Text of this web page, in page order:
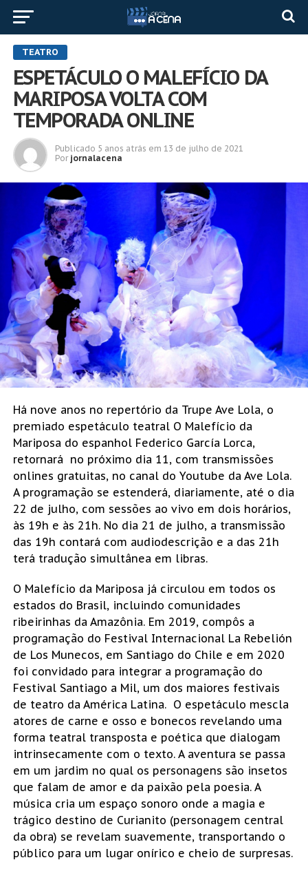
TEATRO
ESPETÁCULO O MALEFÍCIO DA
MARIPOSA VOLTA COM
TEMPORADA ONLINE
Publicado 5 anos atrás em 13 de julho de 2021
Por jornalacena
Há nove anos no repertório da Trupe Ave Lola, o
premiado espetáculo teatral O Malefício da
Mariposa do espanhol Federico García Lorca,
retornará no próximo dia 11, com transmissões
onlines gratuitas, no canal do Youtube da Ave Lola.
A programação se estenderá, diariamente, até o dia
22 de julho, com sessões ao vivo em dois horários,
às 19h e às 21h. No dia 21 de julho, a transmissão
das 19h contará com audiodescrição e a das 21h
terá tradução simultânea em libras.
O Malefício da Mariposa já circulou em todos os
estados do Brasil, incluindo comunidades
ribeirinhas da Amazônia. Em 2019, compôs a
programação do Festival Internacional La Rebelión
de Los Munecos, em Santiago do Chile e em 2020
foi convidado para integrar a programação do
Festival Santiago a Mil, um dos maiores festivais
de teatro da América Latina. O espetáculo mescla
atores de carne e osso e bonecos revelando uma
forma teatral transposta e poética que dialogam
intrinsecamente com o texto. A aventura se passa
em um jardim no qual os personagens são insetos
que falam de amor e da paixão pela poesia. A
música cria um espaço sonoro onde a magia e
trágico destino de Curianito (personagem central
da obra) se revelam suavemente, transportando o
público para um lugar onírico e cheio de surpresas.